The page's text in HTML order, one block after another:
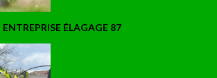
ENTREPRISE ÉLAGAGE 87